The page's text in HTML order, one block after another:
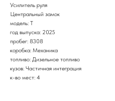
Усилитель руля
Центральный замок
модель: T
год выпуска: 2025
пробег: 8308
коробка: Механика
топливо: Дизельное топливо
кузов: Частичная интеграция
к-во мест: 4